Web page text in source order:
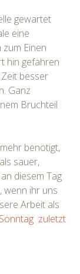
gewartet
eine
Einen
hin gefahren
besser
Ganz
Bruchteil
benötigt,
sauer,
diesem Tag
wenn ihr uns
Arbeit als
zuletzt